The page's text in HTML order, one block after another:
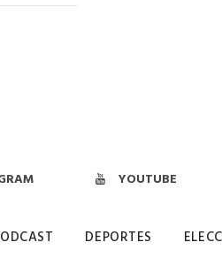
YOUTUBE
DEPORTES